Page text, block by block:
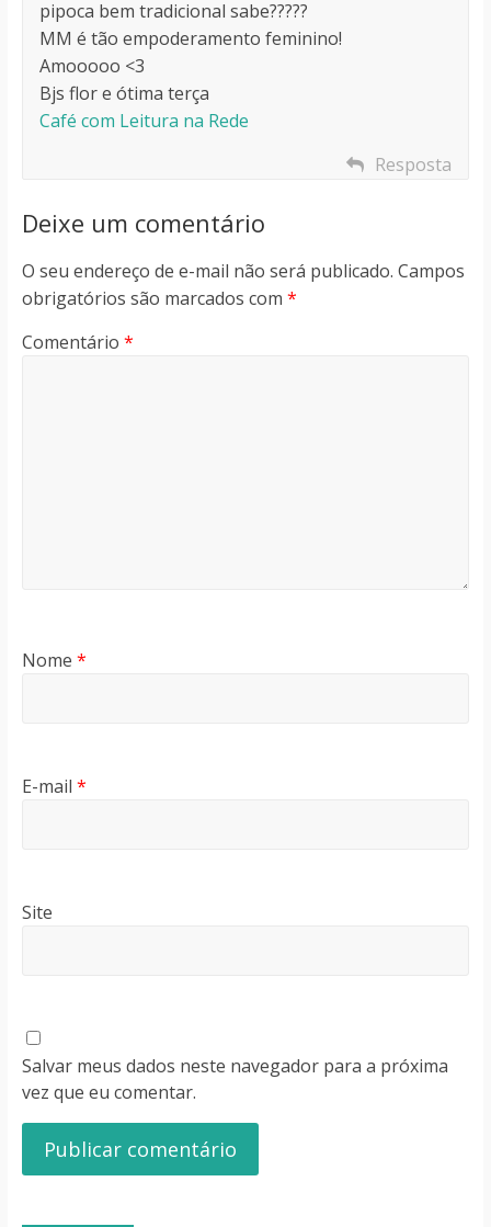
pipoca bem tradicional sabe?????
MM é tão empoderamento feminino!
Amooooo <3
Bjs flor e ótima terça
Café com Leitura na Rede
Resposta
Deixe um comentário
O seu endereço de e-mail não será publicado. Campos
obrigatórios são marcados com *
Comentário *
Nome *
E-mail *
Site
Salvar meus dados neste navegador para a próxima
vez que eu comentar.